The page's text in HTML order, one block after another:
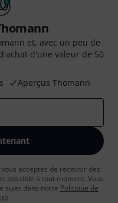
et, avec un peu de
d'une valeur de 50
Aperçus Thomann
acceptez de recevoir des
possible à tout moment. Vous
sujet dans notre Politique de
.